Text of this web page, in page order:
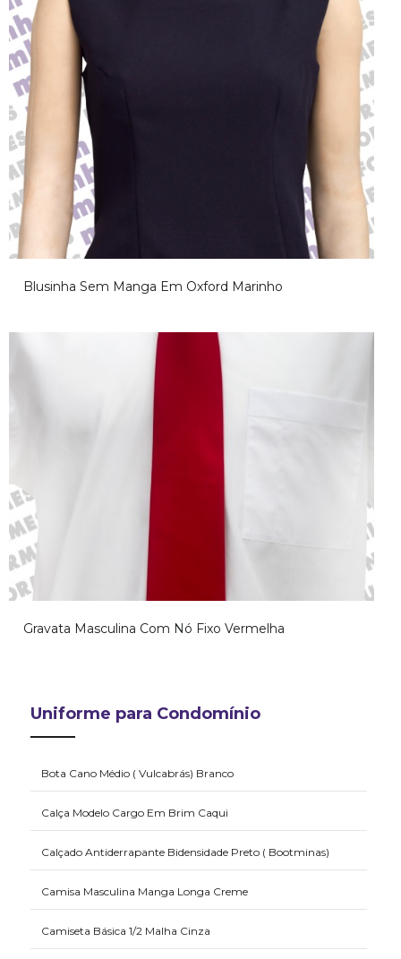
Blusinha Sem Manga Em Oxford Marinho
Gravata Masculina Com Nó Fixo Vermelha
Uniforme para Condomínio
Bota Cano Médio ( Vulcabrás) Branco
Calça Modelo Cargo Em Brim Caqui
Calçado Antiderrapante Bidensidade Preto ( Bootminas)
Camisa Masculina Manga Longa Creme
Camiseta Básica 1/2 Malha Cinza